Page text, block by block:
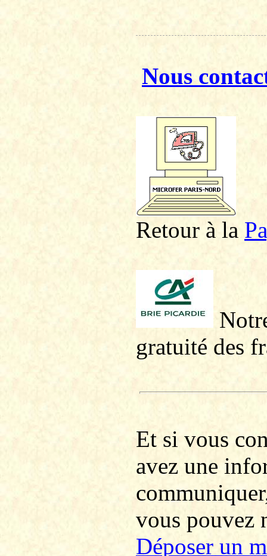
Nous
Retour à la P
gratuité des
Et si vous
avez une
vous pouvez
Déposer un